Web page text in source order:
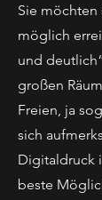
Sie möchten
möglich
und
großen
Freien, ja
sich
Digitaldruck
beste